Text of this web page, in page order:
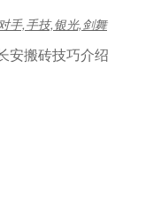
手,手技,银光,剑舞